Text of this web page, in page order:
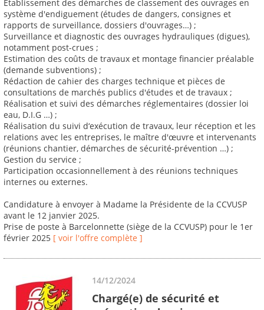
Etablissement des démarches de classement des ouvrages en
système d'endiguement (études de dangers, consignes et
rapports de surveillance, dossiers d'ouvrages…) ;
Surveillance et diagnostic des ouvrages hydrauliques (digues),
notamment post-crues ;
Estimation des coûts de travaux et montage financier préalable
(demande subventions) ;
Rédaction de cahier des charges technique et pièces de
consultations de marchés publics d'études et de travaux ;
Réalisation et suivi des démarches réglementaires (dossier loi
eau, D.I.G …) ;
Réalisation du suivi d‘exécution de travaux, leur réception et les
relations avec les entreprises, le maître d'œuvre et intervenants
(réunions chantier, démarches de sécurité-prévention …) ;
Gestion du service ;
Participation occasionnellement à des réunions techniques
internes ou externes.
Candidature à envoyer à Madame la Présidente de la CCVUSP
avant le 12 janvier 2025.
Prise de poste à Barcelonnette (siège de la CCVUSP) pour le 1er
février 2025 [ voir l'offre complète ]
14/12/2024
Chargé(e) de sécurité et